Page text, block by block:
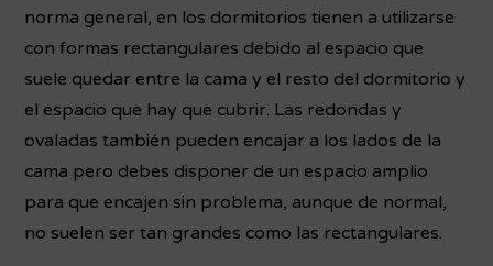
norma general, en los dormitorios tienen a utilizarse
con formas rectangulares debido al espacio que
suele quedar entre la cama y el resto del dormitorio y
el espacio que hay que cubrir. Las redondas y
ovaladas también pueden encajar a los lados de la
cama pero debes disponer de un espacio amplio
para que encajen sin problema, aunque de normal,
no suelen ser tan grandes como las rectangulares.